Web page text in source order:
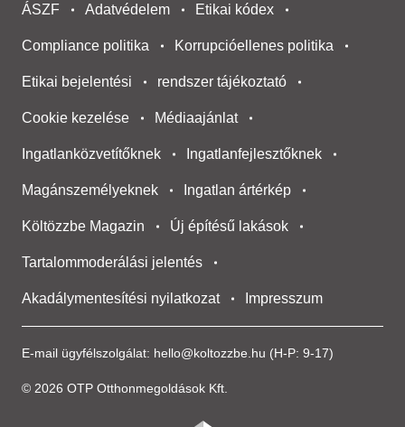
E-mail ügyfélszolgálat: hello@koltozzbe.hu (H-P: 9-17)
© 2026 OTP Otthonmegoldások Kft.
ÁSZF Adatvédelem Etikai kódex
Compliance politika Korrupcióellenes politika
Etikai bejelentési rendszer tájékoztató
Cookie kezelése Médiaajánlat
Ingatlanközvetítőknek Ingatlanfejlesztőknek
Magánszemélyeknek Ingatlan ártérkép
Költözzbe Magazin Új építésű lakások
Tartalommoderálási jelentés
Akadálymentesítési nyilatkozat Impresszum